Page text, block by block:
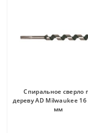
Спиральное сверло
дереву AD Milwaukee 16
мм